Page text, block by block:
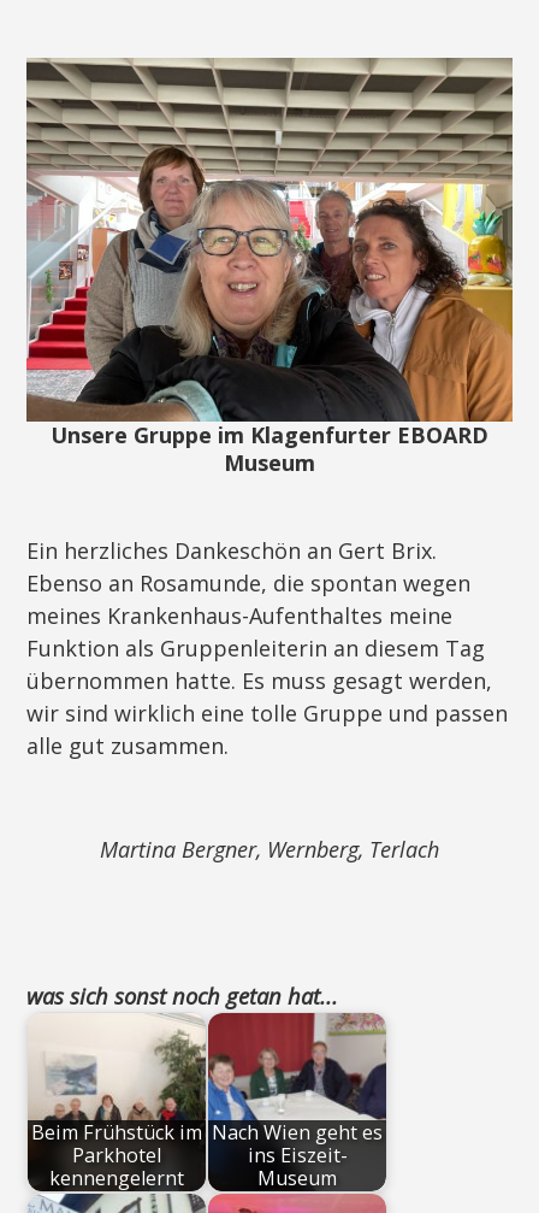
Unsere Gruppe im Klagenfurter EBOARD
Museum
Ein herzliches Dankeschön an Gert Brix.
Ebenso an Rosamunde, die spontan wegen
meines Krankenhaus-Aufenthaltes meine
Funktion als Gruppenleiterin an diesem Tag
übernommen hatte. Es muss gesagt werden,
wir sind wirklich eine tolle Gruppe und passen
alle gut zusammen.
Martina Bergner, Wernberg, Terlach
was sich sonst noch getan hat...
Beim Frühstück im
Parkhotel
kennengelernt
Nach Wien geht es
ins Eiszeit-
Museum